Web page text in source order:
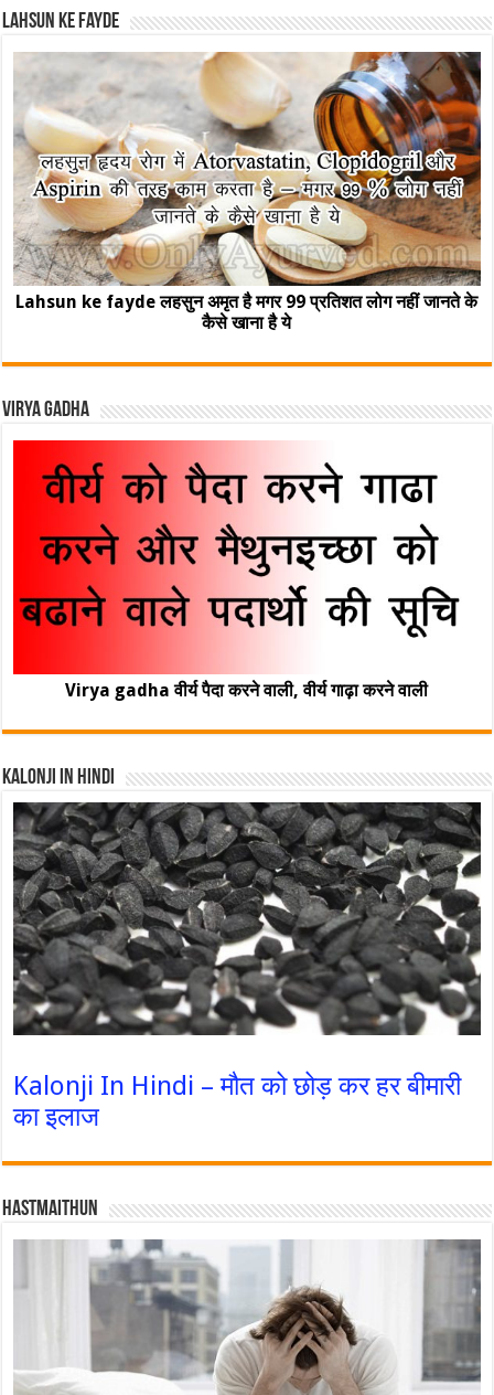
Lahsun ke fayde
Lahsun ke fayde लहसुन अमृत है मगर 99 प्रतिशत लोग नहीं जानते के
कैसे खाना है ये
Virya Gadha
Virya gadha वीर्य पैदा करने वाली, वीर्य गाढ़ा करने वाली
Kalonji In Hindi
Kalonji In Hindi – मौत को छोड़ कर हर बीमारी
का इलाज
Hastmaithun